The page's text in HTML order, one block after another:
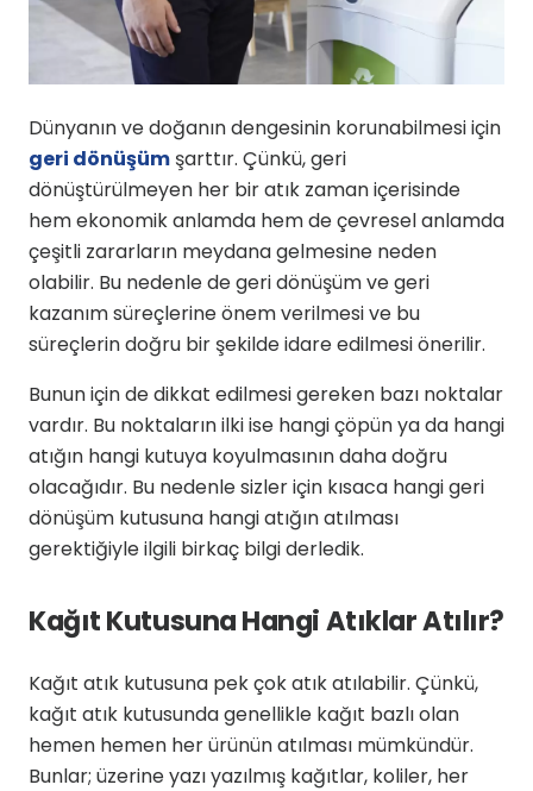
Dünyanın ve doğanın dengesinin korunabilmesi için
geri dönüşüm şarttır. Çünkü, geri
dönüştürülmeyen her bir atık zaman içerisinde
hem ekonomik anlamda hem de çevresel anlamda
çeşitli zararların meydana gelmesine neden
olabilir. Bu nedenle de geri dönüşüm ve geri
kazanım süreçlerine önem verilmesi ve bu
süreçlerin doğru bir şekilde idare edilmesi önerilir.
Bunun için de dikkat edilmesi gereken bazı noktalar
vardır. Bu noktaların ilki ise hangi çöpün ya da hangi
atığın hangi kutuya koyulmasının daha doğru
olacağıdır. Bu nedenle sizler için kısaca hangi geri
dönüşüm kutusuna hangi atığın atılması
gerektiğiyle ilgili birkaç bilgi derledik.
Kağıt Kutusuna Hangi Atıklar Atılır?
Kağıt atık kutusuna pek çok atık atılabilir. Çünkü,
kağıt atık kutusunda genellikle kağıt bazlı olan
hemen hemen her ürünün atılması mümkündür.
Bunlar; üzerine yazı yazılmış kağıtlar, koliler, her